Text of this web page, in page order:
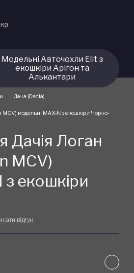
Модельні Авточохли Elit з
екошкіри Арігон та
Алькантари
Дача (Dacia)
модельні MAX-N з екошкіри Чорно-
Дачія Логан
MCV)
з екошкіри
відгук